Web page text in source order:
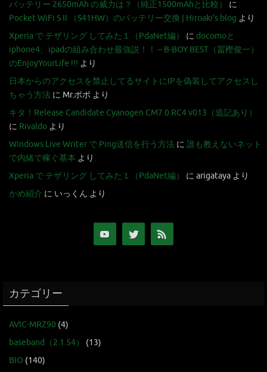
バッテリー 2650mAh の威力は？（純正1500mAhと比較）
に
Pocket WiFi S II （S41HW）のバッテリー交換 | Hiroaki's blog より
Xperia で テザリング してみた１（PdaNet編）
に docomoと
iphone4、ipadの組み合わせ最強説！！ – B-BOY BEST（冨樫俊一）
のEnjoyYourLife !!! より
日本からのアクセスを禁止してるサイトにIPを偽装してアクセスし
ちゃう方法 に Mr.ポポ より
キタ！Release Candidate Cyanogen CM7.0 RC4 v013（追記あり）
に Rivaldo より
Windows Live Writer で Ping送信を行う方法 に 誰も教えないネット
で内緒で稼ぐ基本 より
Xperia で テザリング してみた１（PdaNet編）
に arigataya より
かめ紹介 に いっくん より
カテゴリー
AVIC-MRZ90 (4)
baseband（2.1.54）
(13)
BIO (140)